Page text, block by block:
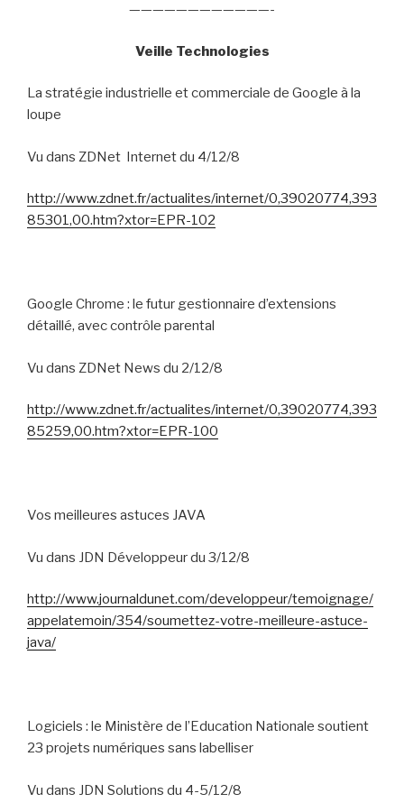
————————————-
Veille Technologies
La stratégie industrielle et commerciale de Google à la
loupe
Vu dans ZDNet Internet du 4/12/8
http://www.zdnet.fr/actualites/internet/0,39020774,393
85301,00.htm?xtor=EPR-102
Google Chrome : le futur gestionnaire d’extensions
détaillé, avec contrôle parental
Vu dans ZDNet News du 2/12/8
http://www.zdnet.fr/actualites/internet/0,39020774,393
85259,00.htm?xtor=EPR-100
Vos meilleures astuces JAVA
Vu dans JDN Développeur du 3/12/8
http://www.journaldunet.com/developpeur/temoignage/
appelatemoin/354/soumettez-votre-meilleure-astuce-
java/
Logiciels : le Ministère de l’Education Nationale soutient
23 projets numériques sans labelliser
Vu dans JDN Solutions du 4-5/12/8